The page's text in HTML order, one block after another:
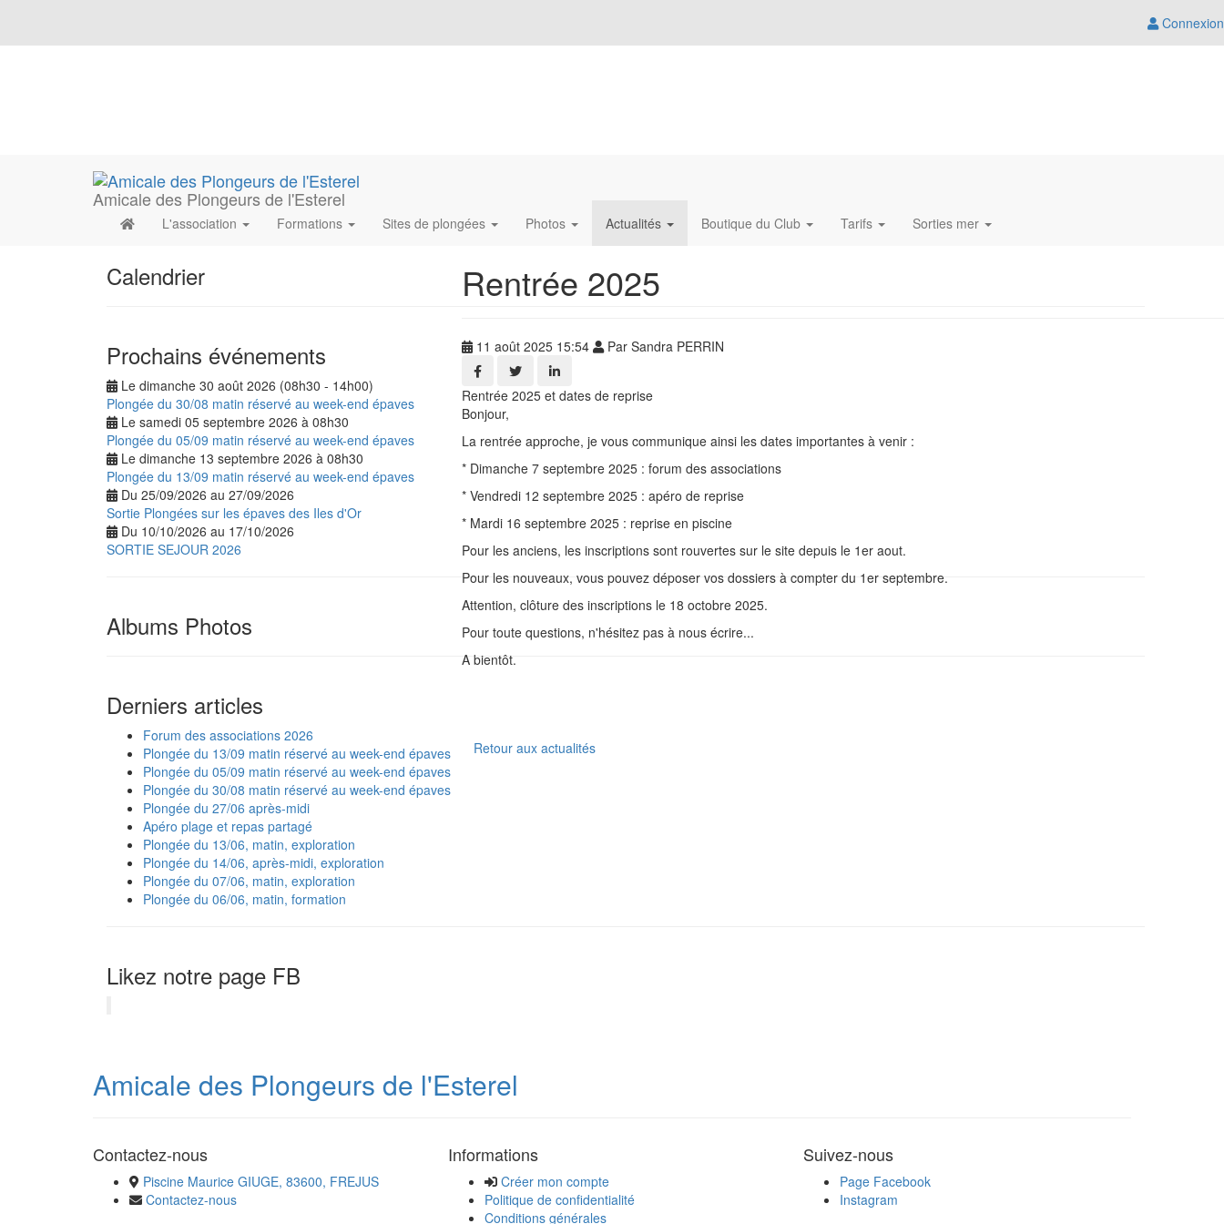
Connexion
Amicale des Plongeurs de l'Esterel
L'association Formations Sites de plongées Photos Actualités Boutique du Club Tarifs Sorties mer
Calendrier
Prochains événements
Le dimanche 30 août 2026 (08h30 - 14h00)
Plongée du 30/08 matin réservé au week-end épaves
Le samedi 05 septembre 2026 à 08h30
Plongée du 05/09 matin réservé au week-end épaves
Le dimanche 13 septembre 2026 à 08h30
Plongée du 13/09 matin réservé au week-end épaves
Du 25/09/2026 au 27/09/2026
Sortie Plongées sur les épaves des Iles d'Or
Du 10/10/2026 au 17/10/2026
SORTIE SEJOUR 2026
Albums Photos
Derniers articles
Forum des associations 2026
Plongée du 13/09 matin réservé au week-end épaves
Plongée du 05/09 matin réservé au week-end épaves
Plongée du 30/08 matin réservé au week-end épaves
Plongée du 27/06 après-midi
Apéro plage et repas partagé
Plongée du 13/06, matin, exploration
Plongée du 14/06, après-midi, exploration
Plongée du 07/06, matin, exploration
Plongée du 06/06, matin, formation
Likez notre page FB
Rentrée 2025
11 août 2025 15:54 Par Sandra PERRIN
Rentrée 2025 et dates de reprise
Bonjour,
La rentrée approche, je vous communique ainsi les dates importantes à venir :
* Dimanche 7 septembre 2025 : forum des associations
* Vendredi 12 septembre 2025 : apéro de reprise
* Mardi 16 septembre 2025 : reprise en piscine
Pour les anciens, les inscriptions sont rouvertes sur le site depuis le 1er aout.
Pour les nouveaux, vous pouvez déposer vos dossiers à compter du 1er septembre.
Attention, clôture des inscriptions le 18 octobre 2025.
Pour toute questions, n'hésitez pas à nous écrire...
A bientôt.
Retour aux actualités
Amicale des Plongeurs de l'Esterel
Contactez-nous
Piscine Maurice GIUGE, 83600, FREJUS
Contactez-nous
Informations
Créer mon compte
Politique de confidentialité
Conditions générales
Suivez-nous
Page Facebook
Instagram